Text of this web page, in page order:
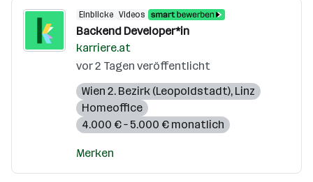
Einblicke Videos
Backend Developer*in
karriere.at
vor 2 Tagen veröffentlicht
Wien 2. Bezirk (Leopoldstadt), Linz
Homeoffice
4.000 € – 5.000 € monatlich
Merken